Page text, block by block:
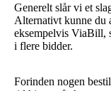
Generelt slår vi et
Alternativt kunne du
eksempelvis ViaBill,
i flere bidder.
Forinden nogen